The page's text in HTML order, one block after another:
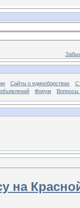
Сайты о единоборствах
Форум Вопросы
на